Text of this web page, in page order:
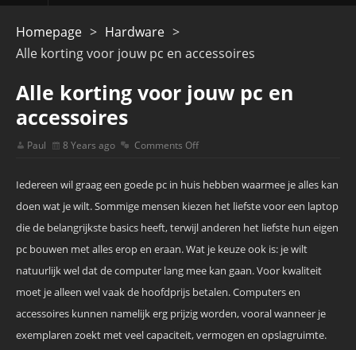
Homepage > Hardware >
Alle korting voor jouw pc en accessoires
Alle korting voor jouw pc en
accessoires
Paul 8 Years ago Comments Off
Iedereen wil graag een goede pc in huis hebben waarmee je alles kan
doen wat je wilt. Sommige mensen kiezen het liefste voor een laptop
die de belangrijkste basics heeft, terwijl anderen het liefste hun eigen
pc bouwen met alles erop en eraan. Wat je keuze ook is: je wilt
natuurlijk wel dat de computer lang mee kan gaan. Voor kwaliteit
moet je alleen wel vaak de hoofdprijs betalen. Computers en
accessoires kunnen namelijk erg prijzig worden, vooral wanneer je
exemplaren zoekt met veel capaciteit, vermogen en opslagruimte.